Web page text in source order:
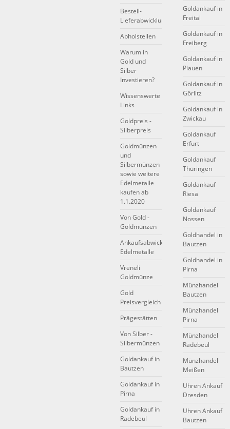
Bestell-
Lieferabwicklung
Abholstellen
Warum in
Gold und
Silber
Investieren?
Wissenswerte
Links
Goldpreis -
Silberpreis
Goldmünzen
und
Silbermünzen
sowie weitere
Edelmetalle
kaufen ab
1.1.2020
Von Gold -
Goldmünzen
Ankaufsabwicklung
Edelmetalle
Vreneli
Goldmünze
Gold
Preisvergleich
Prägestätten
Von Silber -
Silbermünzen
Goldankauf in
Bautzen
Goldankauf in
Pirna
Goldankauf in
Radebeul
Goldankauf in
Freital
Goldankauf in
Freiberg
Goldankauf in
Plauen
Goldankauf in
Görlitz
Goldankauf in
Zwickau
Goldankauf
Erfurt
Goldankauf
Thüringen
Goldankauf
Riesa
Goldankauf
Nossen
Goldhandel in
Bautzen
Goldhandel in
Pirna
Münzhandel
Bautzen
Münzhandel
Pirna
Münzhandel
Radebeul
Münzhandel
Meißen
Uhren Ankauf
Dresden
Uhren Ankauf
Bautzen